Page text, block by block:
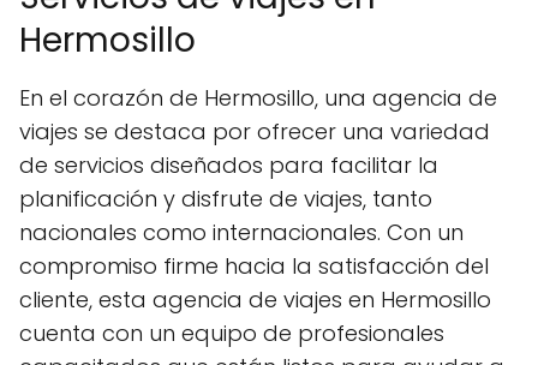
Hermosillo
En el corazón de Hermosillo, una agencia de
viajes se destaca por ofrecer una variedad
de servicios diseñados para facilitar la
planificación y disfrute de viajes, tanto
nacionales como internacionales. Con un
compromiso firme hacia la satisfacción del
cliente, esta agencia de viajes en Hermosillo
cuenta con un equipo de profesionales